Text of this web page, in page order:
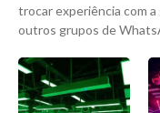
trocar experiência com
outros grupos de